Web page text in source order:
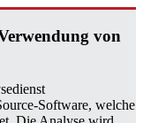
von
Software, welche